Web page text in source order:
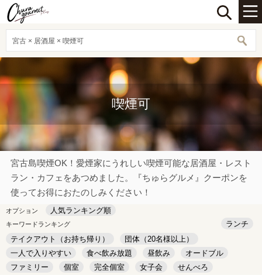
宮古 × 居酒屋 × 喫煙可
喫煙可
宮古島喫煙OK！愛煙家にうれしい喫煙可能な居酒屋・レスト
ラン・カフェをあつめました。『ちゅらグルメ』クーポンを
使ってお得におたのしみください！
オプション 人気ランキング順
キーワードランキング
ランチ
テイクアウト（お持ち帰り）
団体（20名様以上）
一人で入りやすい
食べ飲み放題 昼飲み
オードブル
ファミリー
個室 完全個室 女子会
せんべろ